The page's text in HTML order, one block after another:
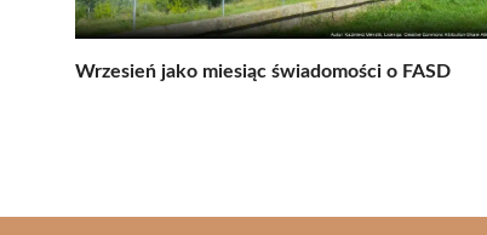
Wrzesień jako miesiąc świadomości o FASD